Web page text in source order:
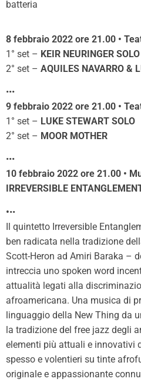
batteria
8 febbraio 2022 ore 21.00 •
1° set – KEIR NEURINGER SOLO
2° set – AQUILES NAVARRO &
•••
9 febbraio 2022 ore 21.00 •
1° set – LUKE STEWART SOLO
2° set – MOOR MOTHER
•••
10 febbraio 2022 ore 21.00 •
IRREVERSIBLE
•••
Il quintetto Irreversible
ben radicata nella tradizione
Scott-Heron ad Amiri Baraka –
intreccia uno spoken word
attualità legati alla
afroamericana. Una musica di
linguaggio della New Thing da
la tradizione del free jazz degli
elementi più attuali e innovativi
spesso e volentieri su tinte
originale e appassionante